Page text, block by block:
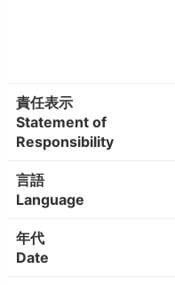
責任表示
Statement of
Responsibility
言語
Language
年代
Date